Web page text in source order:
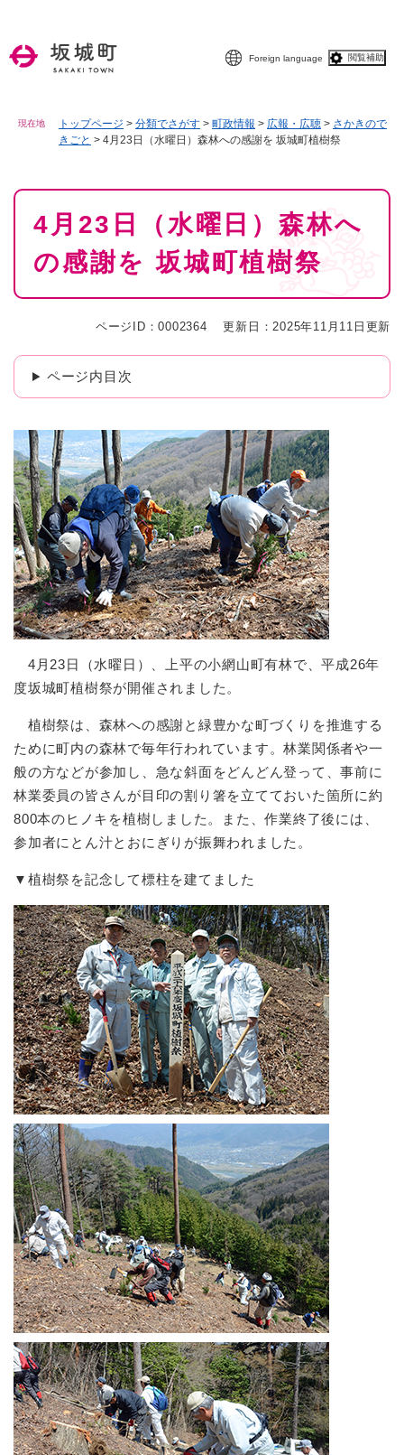
Foreign language 閲覧補助
現在地 トップページ > 分類でさがす > 町政情報 > 広報・広聴 > さかきので
きごと > 4月23日（水曜日）森林への感謝を 坂城町植樹祭
本
4月23日（水曜日）森林へ
の感謝を 坂城町植樹祭
ページID：0002364 更新日：2025年11月11日更新
ページ内目次
4月23日（水曜日）、上平の小網山町有林で、平成26年
度坂城町植樹祭が開催されました。
植樹祭は、森林への感謝と緑豊かな町づくりを推進する
ために町内の森林で毎年行われています。林業関係者や一
般の方などが参加し、急な斜面をどんどん登って、事前に
林業委員の皆さんが目印の割り箸を立てておいた箇所に約
800本のヒノキを植樹しました。また、作業終了後には、
参加者にとん汁とおにぎりが振舞われました。
▼植樹祭を記念して標柱を建てました